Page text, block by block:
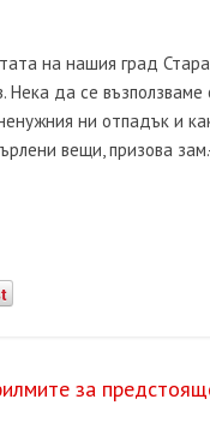
на нашия град
Нека да се
ни отпадък и
вещи, призова
за